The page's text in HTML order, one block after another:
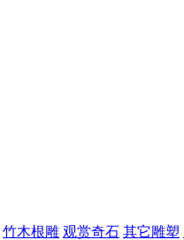
竹木根雕 观赏奇石 其它雕塑